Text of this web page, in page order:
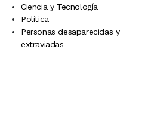
Ciencia y Tecnología
Política
Personas desaparecidas y
extraviadas